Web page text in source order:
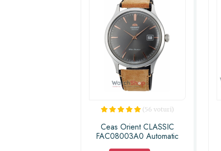
(56 voturi)
Ceas Orient CLASSIC
FAC08003A0 Automatic